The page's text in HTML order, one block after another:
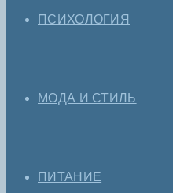
ПСИХОЛОГИЯ
МОДА И СТИЛЬ
ПИТАНИЕ